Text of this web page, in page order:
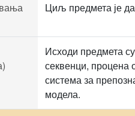
Циљ предмета је
Исходи предмета
секвенци, процена
система за
модела.